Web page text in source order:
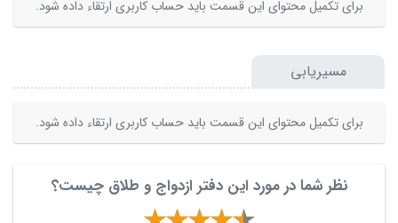
برای تکمیل محتوای این قسمت باید حساب کاربری ارتقاء داده شود.
مسیریابی
برای تکمیل محتوای این قسمت باید حساب کاربری ارتقاء داده شود.
نظر شما در مورد این دفتر ازدواج و طلاق چیست؟